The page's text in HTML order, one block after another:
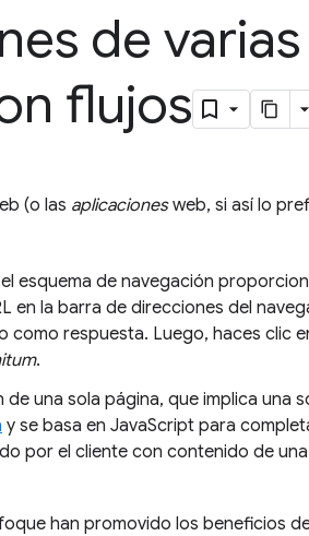
de
flujos
(o las aplicacionesweb, si así lo
esquema de navegación
en la barra de direcciones del
como respuesta. Luego, haces clic
.
de una sola página, que implica una
y se basa en JavaScript para
por el cliente con contenido de
han promovido los beneficios